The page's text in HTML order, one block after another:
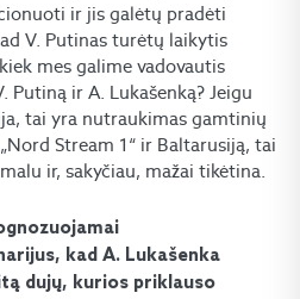
ir jis galėtų pradėti
V. Putinas turėtų laikytis
mes galime vadovautis
Putiną ir A. Lukašenką? Jeigu
tai yra nutraukimas gamtinių
Stream 1“ ir Baltarusiją, tai
ir, sakyčiau, mažai tikėtina.
kad A. Lukašenka
dujų, kurios priklauso